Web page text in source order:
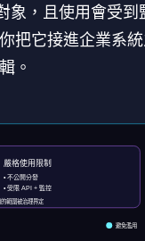
象，且使用會受到
把它接進企業系
。
嚴格使用限制
• 不公開分發
• 受限 API + 監控
範圍被治理界定
避免濫用